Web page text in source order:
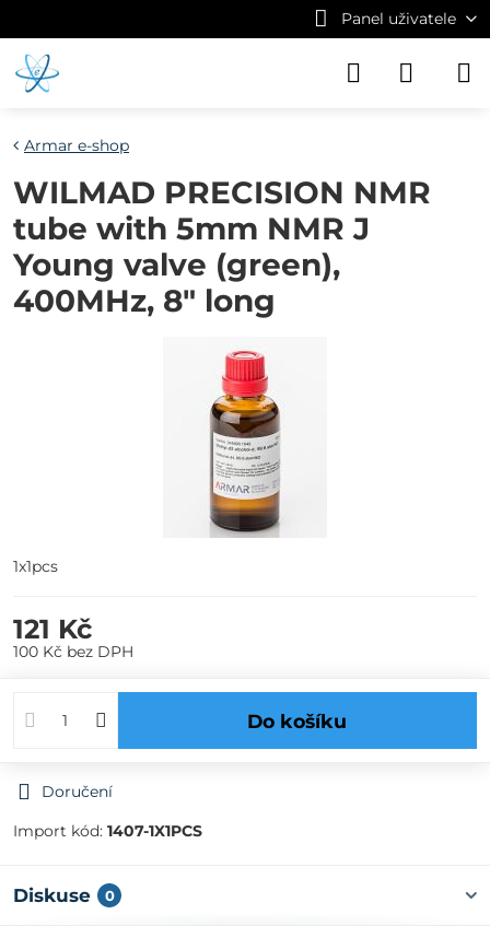
Panel uživatele
Armar e-shop
WILMAD PRECISION NMR
tube with 5mm NMR J
Young valve (green),
400MHz, 8" long
1x1pcs
121 Kč
100 Kč bez DPH
Do košíku
Doručení
Import kód: 1407-1X1PCS
Diskuse 0